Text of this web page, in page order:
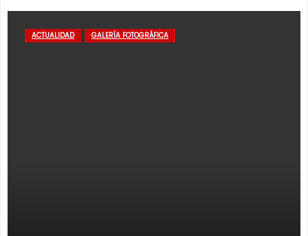
ACTUALIDAD GALERÍA FOTOGRÁFICA